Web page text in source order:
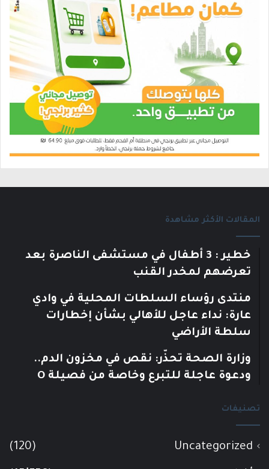
المقالات الأكثر مشاهدة
خطير : 3 أطفال في مستشفى الناصرة بعد
تعرضهم لمخدر القنب
منتدى رؤساء السلطات المحلية في وادي
عارة: نداء عاجل للأهالي بشأن إخطارات
سلطة الأراضي
وزارة الصحة تحذّر: نقص في مخزون الدم..
ودعوة عاجلة للتبرع وخاصة من فصيلة O
تصنيفات
Uncategorized
(120)